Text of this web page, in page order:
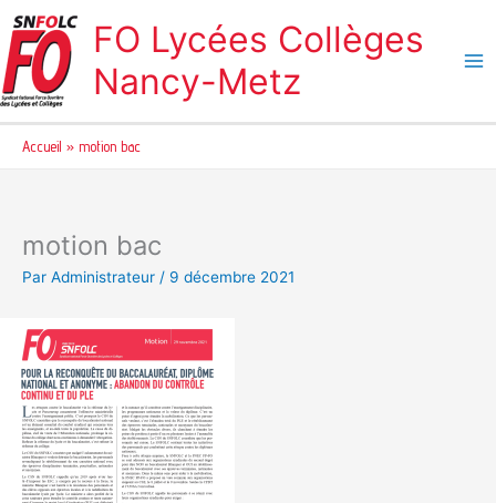
au
contenu
FO Lycées Collèges
Nancy-Metz
Accueil motion bac
motion bac
Par Administrateur / 9 décembre 2021